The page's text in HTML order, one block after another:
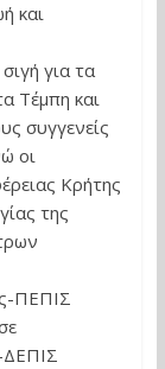
και
για τα
Τέμπη και
συγγενείς
οι
Κρήτης
της
ΠΕΠΙΣ
ΔΕΠΙΣ